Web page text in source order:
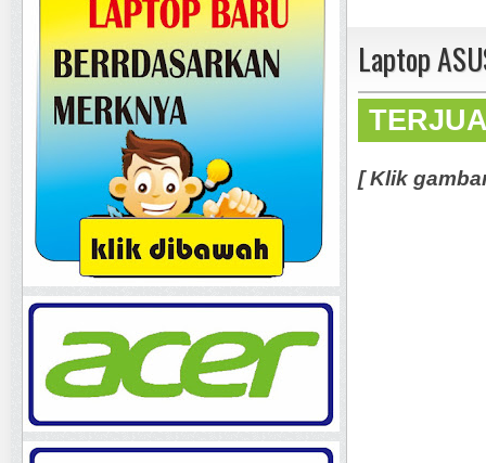
Laptop
[ Klik